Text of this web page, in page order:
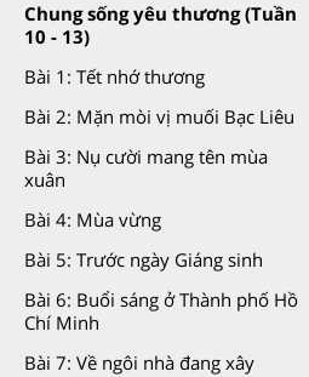
Chung sống yêu thương (Tuần
10 - 13)
Bài 1: Tết nhớ thương
Bài 2: Mặn mòi vị muối Bạc Liêu
Bài 3: Nụ cười mang tên mùa
xuân
Bài 4: Mùa vừng
Bài 5: Trước ngày Giáng sinh
Bài 6: Buổi sáng ở Thành phố Hồ
Chí Minh
Bài 7: Về ngôi nhà đang xây